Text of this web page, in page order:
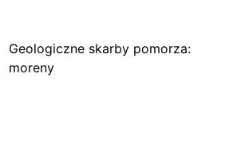
Geologiczne skarby pomorza:
moreny